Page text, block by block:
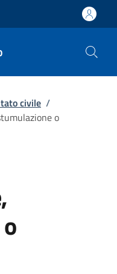
civile /
o